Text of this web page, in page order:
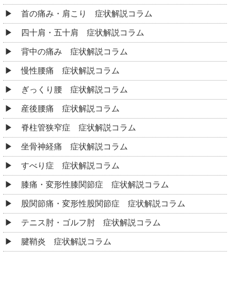
首の痛み・肩こり 症状解説コラム
四十肩・五十肩 症状解説コラム
背中の痛み 症状解説コラム
慢性腰痛 症状解説コラム
ぎっくり腰 症状解説コラム
産後腰痛 症状解説コラム
脊柱管狭窄症 症状解説コラム
坐骨神経痛 症状解説コラム
すべり症 症状解説コラム
膝痛・変形性膝関節症 症状解説コラム
股関節痛・変形性股関節症 症状解説コラム
テニス肘・ゴルフ肘 症状解説コラム
腱鞘炎 症状解説コラム